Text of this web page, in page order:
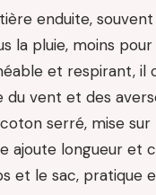
enduite,
la pluie, moins
et respirant,
vent et des
serré, mise
ajoute longueur et
et le sac, pratique